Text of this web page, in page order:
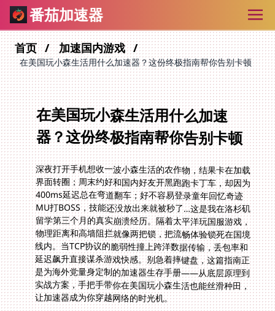
番茄加速器
首页 加速国内游戏
在美国玩小森生活用什么加速器？这份终极指南帮你告别卡顿
在美国玩小森生活用什么加速
器？这份终极指南帮你告别卡顿
深夜打开手机想收一波小森生活的农作物，结果卡在加载
界面转圈；周末约好和国内好友开黑跑跑卡丁车，却因为
400ms延迟总在弯道翻车；好不容易登录童年回忆奇迹
MU打BOSS，技能还没放出来就被秒了…这是我在洛杉矶
留学第三个月的真实崩溃经历。隔着太平洋玩国服游戏，
物理距离和高墙阻拦就像两把锁，把流畅体验锁死在国境
线内。当TCP协议的脆弱性撞上跨洋数据传输，丢包率和
延迟飙升直接谋杀游戏快感。别急着摔键盘，这篇指南正
是为海外党量身定制的加速器生存手册——从底层原理到
实战方案，手把手带你在美国玩小森生活也能丝滑种田，
让加速器成为你穿越网络的时光机。